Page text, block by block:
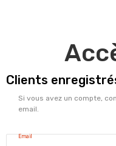
Clients
Si vous avez un compte,
email.
Email